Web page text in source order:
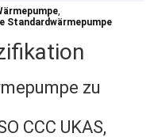
,
Standardwärmepumpe
zu
CCC UKAS,